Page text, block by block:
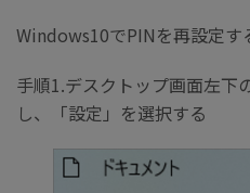
Windows10でPINを再設定す
手順1.デスクトップ画面左下
し、「設定」を選択する